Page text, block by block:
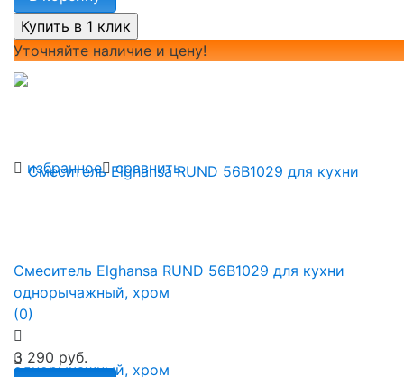
избранное сравнить
Уточняйте наличие и цену!
Смеситель Elghansa RUND 56B1029 для кухни
однорычажный, хром
(0)
3 290 руб.